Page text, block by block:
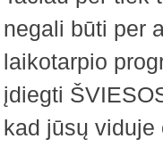
negali būti per
laikotarpio
įdiegti
kad jūsų viduje